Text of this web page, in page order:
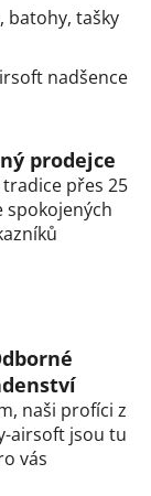
batohy, tašky
nadšence
prodejce
přes 25
spokojených
naši profíci z
airsoft jsou tu
vás